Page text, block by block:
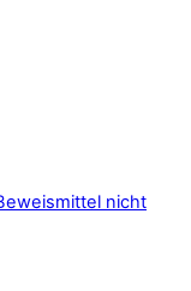
nicht